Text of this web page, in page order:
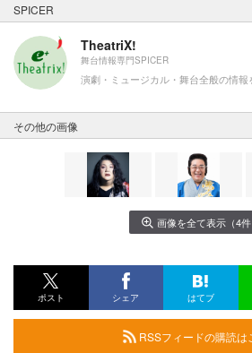
SPICER
TheatriX!
舞台情報専門SPICER
演劇・ミュージカル・舞台全般の情報
その他の画像
画像を全て表示（4件
ポスト シェア はてブ
RSSフィードの購読は